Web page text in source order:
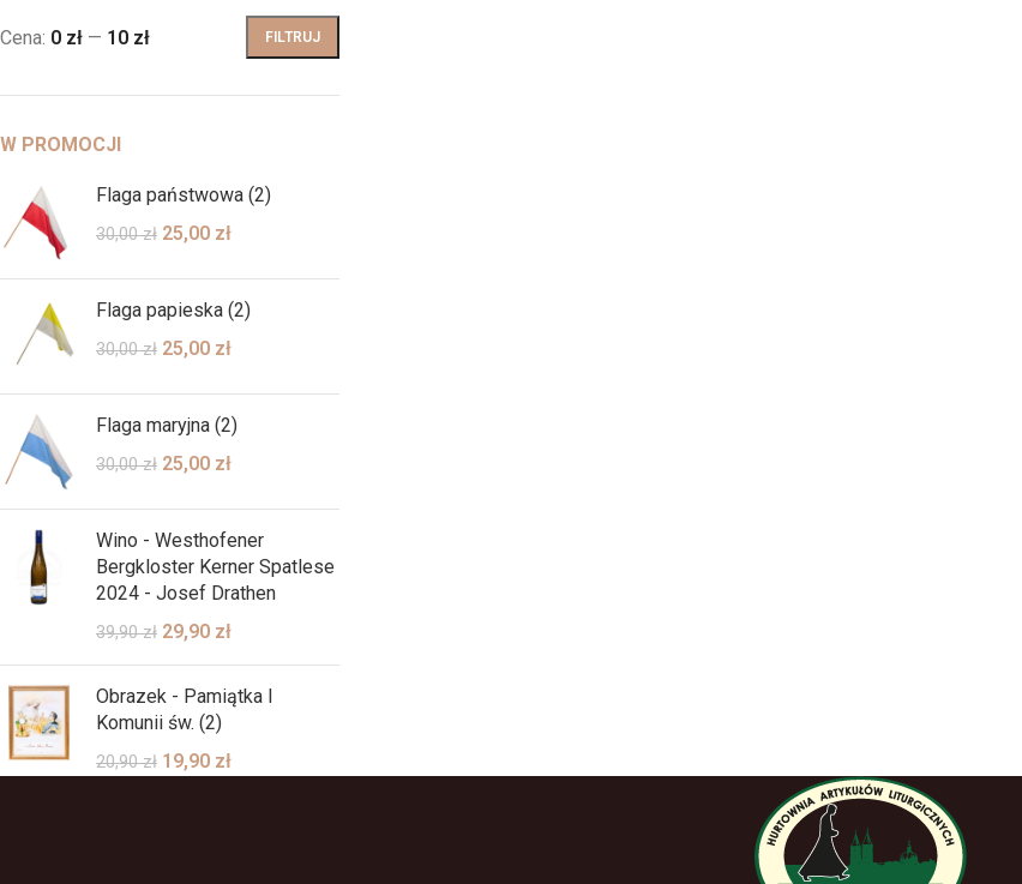
FILTRUJ
Cena: 0 zł — 10 zł
W PROMOCJI
Flaga państwowa (2)
30,00zł 25,00 zł
Flaga papieska (2)
30,00zł 25,00 zł
Flaga maryjna (2)
30,00zł 25,00 zł
Wino - Westhofener
Bergkloster Kerner Spatlese
2024 - Josef Drathen
39,90zł 29,90 zł
Obrazek - Pamiątka I
Komunii św. (2)
20,90zł 19,90 zł